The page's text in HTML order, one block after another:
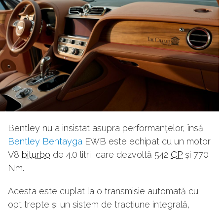
Bentley nu a insistat asupra performanțelor, însă
Bentley Bentayga EWB este echipat cu un motor
V8 biturbo de 4.0 litri, care dezvoltă 542 CP și 770
Nm.
Acesta este cuplat la o transmisie automată cu
opt trepte și un sistem de tracțiune integrală,